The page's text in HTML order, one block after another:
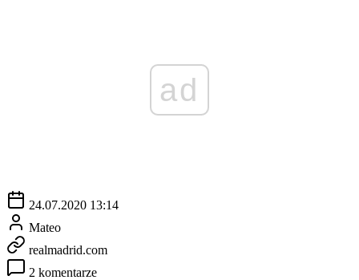
ad
24.07.2020 13:14
Mateo
realmadrid.com
2 komentarze